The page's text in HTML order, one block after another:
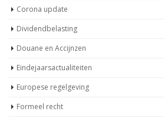
Corona update
Dividendbelasting
Douane en Accijnzen
Eindejaarsactualiteiten
Europese regelgeving
Formeel recht